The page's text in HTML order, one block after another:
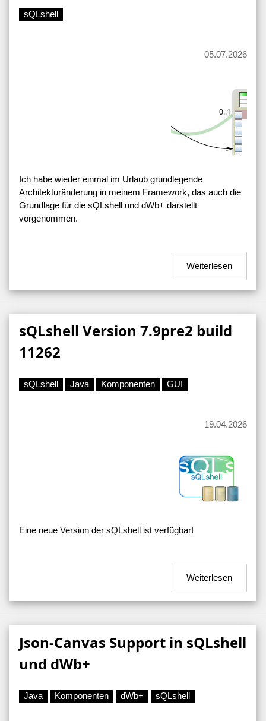
sQLshell
05.07.2026
Ich habe wieder einmal im Urlaub grundlegende
Architekturänderung in meinem Framework, das auch die
Grundlage für die sQLshell und dWb+ darstellt
vorgenommen.
Weiterlesen
sQLshell Version 7.9pre2 build
11262
sQLshell Java Komponenten GUI
19.04.2026
Eine neue Version der sQLshell ist verfügbar!
Weiterlesen
Json-Canvas Support in sQLshell
und dWb+
Java Komponenten dWb+ sQLshell